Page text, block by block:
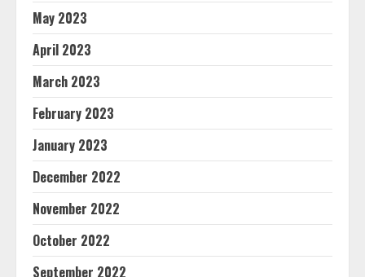
May 2023
April 2023
March 2023
February 2023
January 2023
December 2022
November 2022
October 2022
September 2022